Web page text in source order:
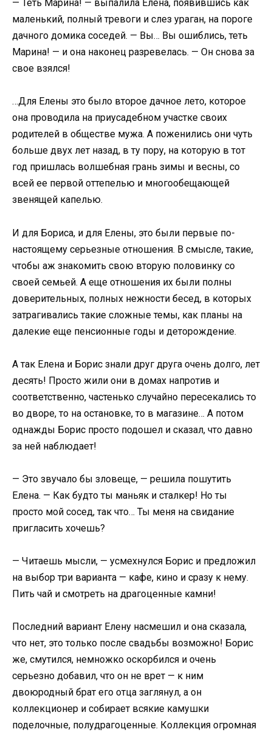
— Теть Марина! — выпалила Елена, появившись как
маленький, полный тревоги и слез ураган, на пороге
дачного домика соседей. — Вы… Вы ошиблись, теть
Марина! — и она наконец разревелась. — Он снова за
свое взялся!
…Для Елены это было второе дачное лето, которое
она проводила на приусадебном участке своих
родителей в обществе мужа. А поженились они чуть
больше двух лет назад, в ту пору, на которую в тот
год пришлась волшебная грань зимы и весны, со
всей ее первой оттепелью и многообещающей
звенящей капелью.
И для Бориса, и для Елены, это были первые по-
настоящему серьезные отношения. В смысле, такие,
чтобы аж знакомить свою вторую половинку со
своей семьей. А еще отношения их были полны
доверительных, полных нежности бесед, в которых
затрагивались такие сложные темы, как планы на
далекие еще пенсионные годы и деторождение.
А так Елена и Борис знали друг друга очень долго, лет
десять! Просто жили они в домах напротив и
соответственно, частенько случайно пересекались то
во дворе, то на остановке, то в магазине… А потом
однажды Борис просто подошел и сказал, что давно
за ней наблюдает!
— Это звучало бы зловеще, — решила пошутить
Елена. — Как будто ты маньяк и сталкер! Но ты
просто мой сосед, так что… Ты меня на свидание
пригласить хочешь?
— Читаешь мысли, — усмехнулся Борис и предложил
на выбор три варианта — кафе, кино и сразу к нему.
Пить чай и смотреть на драгоценные камни!
Последний вариант Елену насмешил и она сказала,
что нет, это только после свадьбы возможно! Борис
же, смутился, немножко оскорбился и очень
серьезно добавил, что он не врет — к ним
двоюродный брат его отца заглянул, а он
коллекционер и собирает всякие камушки
поделочные, полудрагоценные. Коллекция огромная